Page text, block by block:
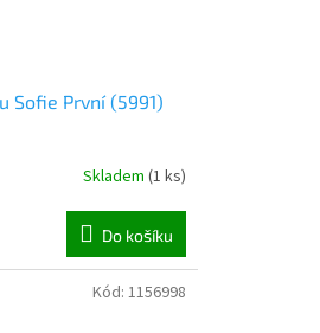
Sofie První (5991)
Skladem (1 ks)
Do košíku
Kód: 1156998